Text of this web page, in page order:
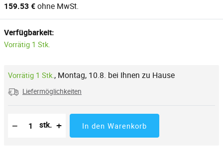
159.53 €ohne MwSt.
Verfügbarkeit:
Vorrätig 1 Stk.
Vorrätig 1 Stk., Montag, 10.8. bei Ihnen zu Hause
Liefermöglichkeiten
−
Reduzierung der Menge
Anzahl der Stücke
stk. + In den Warenkorb